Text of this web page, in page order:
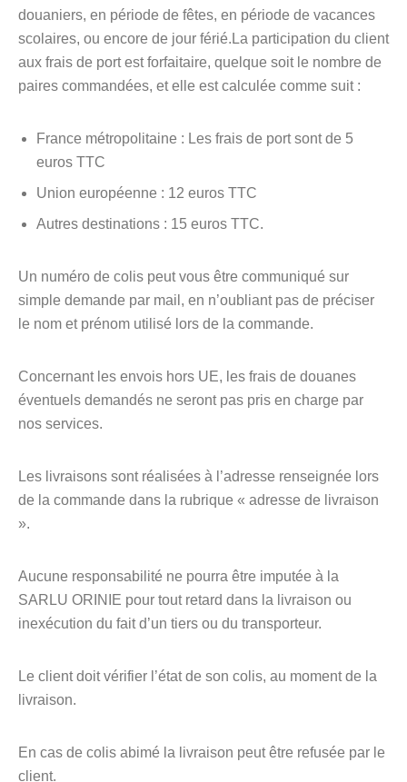
douaniers, en période de fêtes, en période de vacances
scolaires, ou encore de jour férié.La participation du client
aux frais de port est forfaitaire, quelque soit le nombre de
paires commandées, et elle est calculée comme suit :
France métropolitaine : Les frais de port sont de 5
euros TTC
Union européenne : 12 euros TTC
Autres destinations : 15 euros TTC.
Un numéro de colis peut vous être communiqué sur
simple demande par mail, en n’oubliant pas de préciser
le nom et prénom utilisé lors de la commande.
Concernant les envois hors UE, les frais de douanes
éventuels demandés ne seront pas pris en charge par
nos services.
Les livraisons sont réalisées à l’adresse renseignée lors
de la commande dans la rubrique « adresse de livraison
».
Aucune responsabilité ne pourra être imputée à la
SARLU ORINIE pour tout retard dans la livraison ou
inexécution du fait d’un tiers ou du transporteur.
Le client doit vérifier l’état de son colis, au moment de la
livraison.
En cas de colis abimé la livraison peut être refusée par le
client.